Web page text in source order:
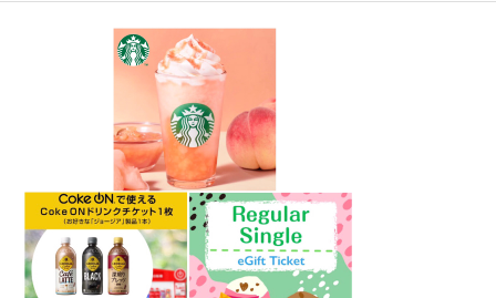
事業保険
防災グッズ販売